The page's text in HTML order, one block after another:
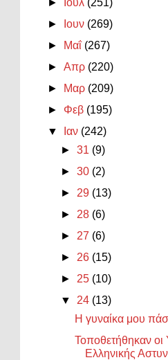
►
Ιουν (269)
►
Μαΐ (267)
►Απρ (220)
►
Μαρ (209)
► Φεβ (195)
▼
Ιαν (242)
►31 (9)
►30 (2)
► 29 (13)
► 28 (6)
► 27 (6)
► 26 (15)
► 25 (10)
▼ 24 (13)
Η γυναίκα μου
Τοποθετήθηκαν οι
Ελληνικής